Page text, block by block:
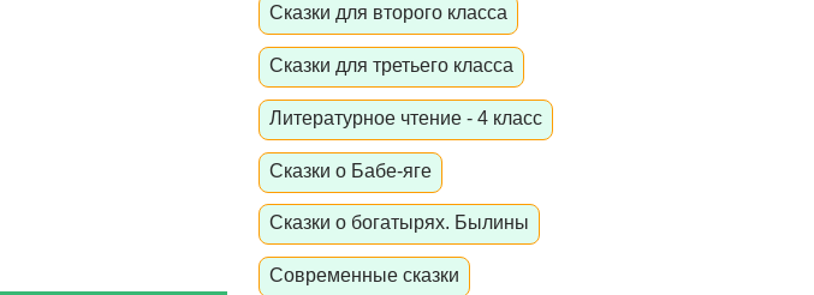
Сказки для второго класса
Сказки для третьего класса
Литературное чтение - 4 класс
Сказки о Бабе-яге
Сказки о богатырях. Былины
Современные сказки